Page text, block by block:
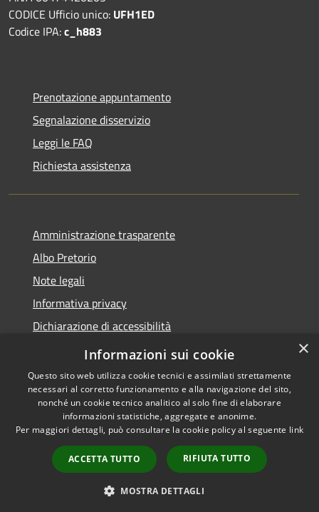
CODICE Ufficio unico: UFH1ED
Codice IPA:c_h883
Prenotazione appuntamento
Segnalazione disservizio
Leggi le FAQ
Richiesta assistenza
Amministrazione trasparente
Albo Pretorio
Note legali
Informativa privacy
Dichiarazione di accessibilità
Obiettivi di accessibilità
Accessibilità
Copyright © 2026 • Comune di
San Giorgio Bigarello •
Powered byMunicipium
Accesso redazione
×
Informazioni sui cookie
Questo sito web utilizza cookie tecnici e assimilati strettamente
necessari al corretto funzionamento e alla navigazione del sito,
nonché un cookie tecnico analitico al solo fine di elaborare
informazioni statistiche, aggregate e anonime.
Per maggiori dettagli, può consultare la cookie policy al seguente link
ACCETTA TUTTO RIFIUTA TUTTO
MOSTRA DETTAGLI